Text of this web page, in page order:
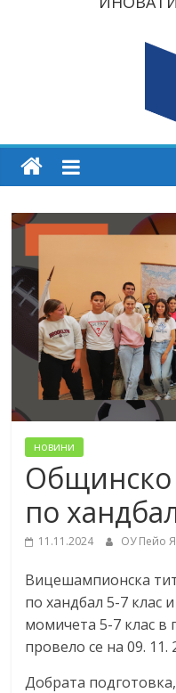
новини
Общинско
по
11.11.2024 ОУ Пейо
Вицешампионска
по хандбал 5-7 клас
момичета 5-7 клас в
провело се на 09. 11.
Добрата